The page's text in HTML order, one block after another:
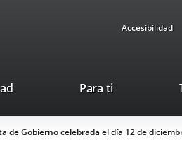
Accesibilidad
Para ti
de Gobierno celebrada el día 12 de